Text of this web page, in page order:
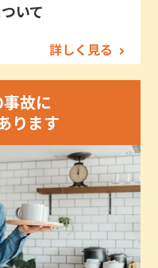
いて
詳しく見る
故に
ります